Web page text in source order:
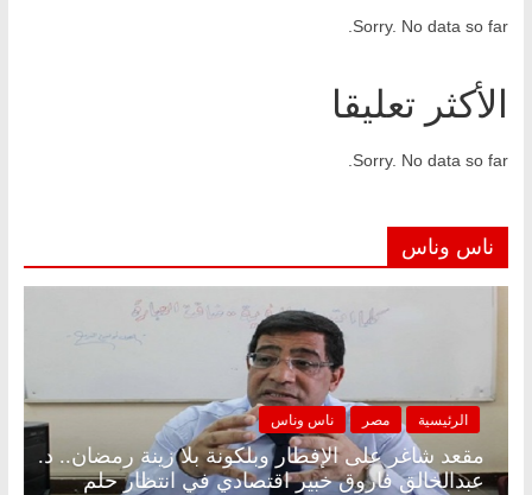
Sorry. No data so far.
الأكثر تعليقا
Sorry. No data so far.
ناس وناس
الرئيسية مصر ناس وناس
مقعد شاغر على الإفطار وبلكونة بلا زينة رمضان.. د.
عبدالخالق فاروق خبير اقتصادي في انتظار حلم